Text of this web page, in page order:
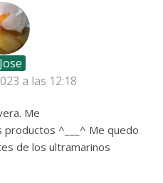
Jose
a las 12:18
Me
productos ^___^ Me quedo
de los ultramarinos